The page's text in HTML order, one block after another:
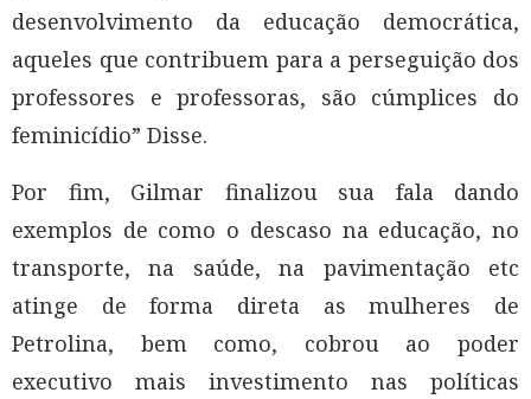
desenvolvimento da educação democrática,
aqueles que contribuem para a perseguição dos
professores e professoras, são cúmplices do
feminicídio” Disse.
Por fim, Gilmar finalizou sua fala dando
exemplos de como o descaso na educação, no
transporte, na saúde, na pavimentação etc
atinge de forma direta as mulheres de
Petrolina, bem como, cobrou ao poder
executivo mais investimento nas políticas